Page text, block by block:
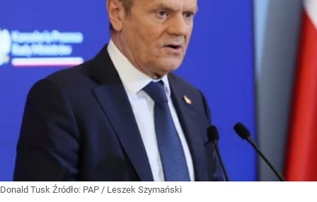
Donald Tusk Źródło: PAP / Leszek Szymański